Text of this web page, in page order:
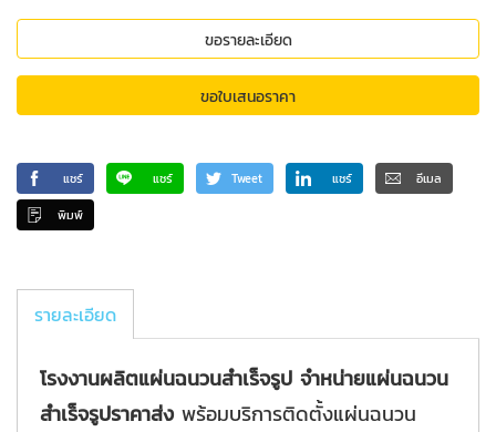
ขอรายละเอียด
ขอใบเสนอราคา
แชร์ แชร์ Tweet แชร์ อีเมล
พิมพ์
รายละเอียด
โรงงานผลิตแผ่นฉนวนสำเร็จรูป จำหน่ายแผ่นฉนวน
สำเร็จรูปราคาส่ง พร้อมบริการติดตั้งแผ่นฉนวน